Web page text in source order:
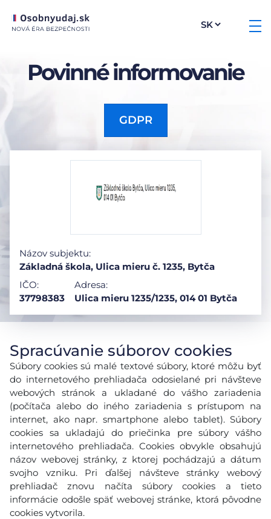
Povinné informovanie
GDPR
Názov subjektu:
Základná škola, Ulica mieru č. 1235, Bytča
IČO:
37798383
Adresa:
Ulica mieru 1235/1235, 014 01 Bytča
Spracúvanie súborov cookies
Súbory cookies sú malé textové súbory, ktoré môžu byť
do internetového prehliadača odosielané pri návšteve
webových stránok a ukladané do vášho zariadenia
(počítača alebo do iného zariadenia s prístupom na
internet, ako napr. smartphone alebo tablet). Súbory
cookies sa ukladajú do priečinka pre súbory vášho
internetového prehliadača. Cookies obvykle obsahujú
názov webovej stránky, z ktorej pochádzajú a dátum
svojho vzniku. Pri ďalšej návšteve stránky webový
prehliadač znovu načíta súbory cookies a tieto
informácie odošle späť webovej stránke, ktorá pôvodne
cookies vytvorila.